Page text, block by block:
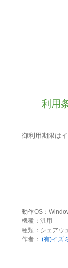
利用
御利用期限は
動作OS：
機種：汎用
種類：シェアウ
作者： (有)イズ